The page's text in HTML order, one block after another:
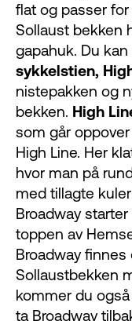
flat og passer
Sollaust bekken
gapahuk. Du
sykkelstien,
nistepakken og
bekken. High
som går
High Line. Her
hvor man på
med tillagte
Broadway
toppen av
Broadway
Sollaustbekken
kommer du
ta Broadway